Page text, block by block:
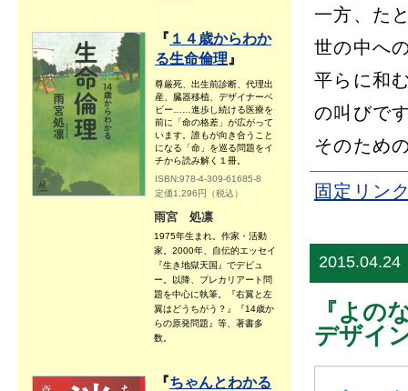
『 １４歳からわか
る生命倫理 』
尊厳死、出生前診断、代理出
産、臓器移植、デザイナーベ
ビー……進歩し続ける医療を
前に「命の格差」が広がって
います。誰もが向き合うこと
になる「命」を巡る問題をイ
チから読み解く１冊。
ISBN:978-4-309-61685-8
定価1,296円（税込）
雨宮 処凛
1975年生まれ。作家・活動
家。2000年、自伝的エッセイ
『生き地獄天国』でデビュ
ー。以降、プレカリアート問
題を中心に執筆。『右翼と左
翼はどうちがう？』『14歳か
らの原発問題』等、著書多
数。
『ちゃんとわかる
一方、た
世の中へ
平らに和
の叫びで
そのため
固定リン
2015.04.24
『よの
デザイ